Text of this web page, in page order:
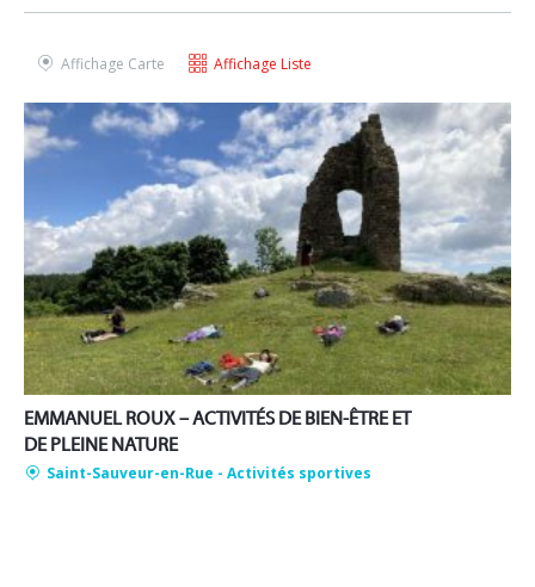
Affichage Carte Affichage Liste
EMMANUEL ROUX – ACTIVITÉS DE BIEN-ÊTRE ET
DE PLEINE NATURE
Saint-Sauveur-en-Rue - Activités sportives